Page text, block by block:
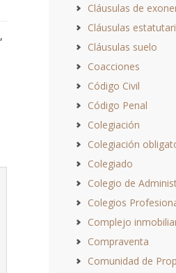
,
Cláusulas de
Cláusulas
Cláusulas suelo
Coacciones
Código Civil
Código Penal
Colegiación
Colegiación
Colegiado
Colegio de
Colegios
Complejo
Compraventa
Comunidad de